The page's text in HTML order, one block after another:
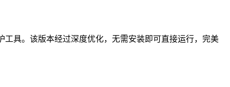
具。该版本经过深度优化，无需安装即可直接运行，完美